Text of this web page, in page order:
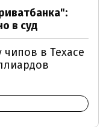
в суд
в Техасе